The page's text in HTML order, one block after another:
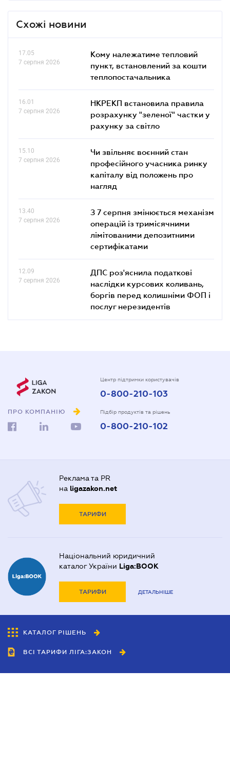
Схожі новини
17.05
7 серпня 2026
Кому належатиме тепловий
пункт, встановлений за кошти
теплопостачальника
16.01
7 серпня 2026
НКРЕКП встановила правила
розрахунку "зеленої" частки у
рахунку за світло
15.10
7 серпня 2026
Чи звільняє воєнний стан
професійного учасника ринку
капіталу від положень про
нагляд
13.40
7 серпня 2026
З 7 серпня змінюється механізм
операцій із тримісячними
лімітованими депозитними
сертифікатами
12.09
7 серпня 2026
ДПС роз'яснила податкові
наслідки курсових коливань,
боргів перед колишніми ФОП і
послуг нерезидентів
ПРО КОМПАНІЮ
Центр підтримки користувачів
0-800-210-103
Підбір продуктів та рішень
0-800-210-102
Реклама та PR
на ligazakon.net
ТАРИФИ
Національний юридичний
каталог України Liga:BOOK
ТАРИФИ ДЕТАЛЬНІШЕ
КАТАЛОГ РІШЕНЬ
ВСІ ТАРИФИ ЛІГА:ЗАКОН